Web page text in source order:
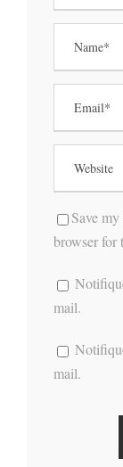
Save
browser for
mail.
mail.